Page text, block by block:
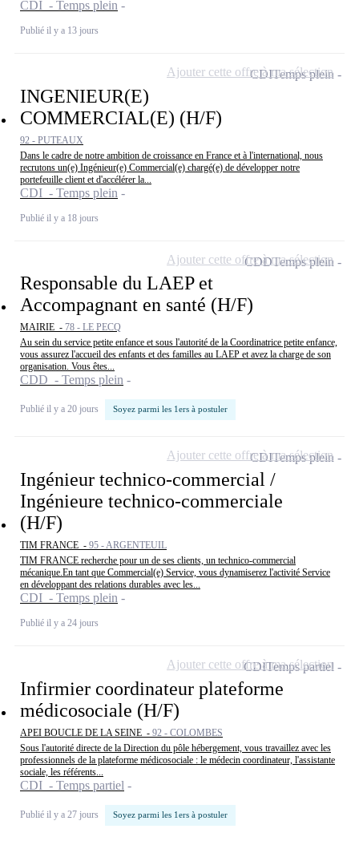
CDI - Temps plein
Publié il y a 13 jours
INGENIEUR(E)
COMMERCIAL(E) (H/F)
92 - PUTEAUX
Dans le cadre de notre ambition de croissance en France et à l'international, nous
recrutons un(e) Ingénieur(e) Commercial(e) chargé(e) de développer notre
portefeuille client et d'accélérer la...
CDI - Temps plein
Publié il y a 18 jours
CDITemps plein
Ajouter cette offre à ma sélection
Responsable du LAEP et
Accompagnant en santé (H/F)
MAIRIE - 78 - LE PECQ
Au sein du service petite enfance et sous l'autorité de la Coordinatrice petite enfance,
vous assurez l'accueil des enfants et des familles au LAEP et avez la charge de son
organisation. Vous êtes...
CDD - Temps plein
Publié il y a 20 jours Soyez parmi les 1ers à postuler
CDDTemps plein
Ajouter cette offre à ma sélection
Ingénieur technico-commercial /
Ingénieure technico-commerciale
(H/F)
TIM FRANCE - 95 - ARGENTEUIL
TIM FRANCE recherche pour un de ses clients, un technico-commercial
mécanique.En tant que Commercial(e) Service, vous dynamiserez l'activité Service
en développant des relations durables avec les...
CDI - Temps plein
Publié il y a 24 jours
CDITemps plein
Ajouter cette offre à ma sélection
Infirmier coordinateur plateforme
médicosociale (H/F)
APEI BOUCLE DE LA SEINE - 92 - COLOMBES
Sous l'autorité directe de la Direction du pôle hébergement, vous travaillez avec les
professionnels de la plateforme médicosociale : le médecin coordinateur, l'assistante
sociale, les référents...
CDI - Temps partiel
Publié il y a 27 jours Soyez parmi les 1ers à postuler
CDITemps partiel
Ajouter cette offre à ma sélection